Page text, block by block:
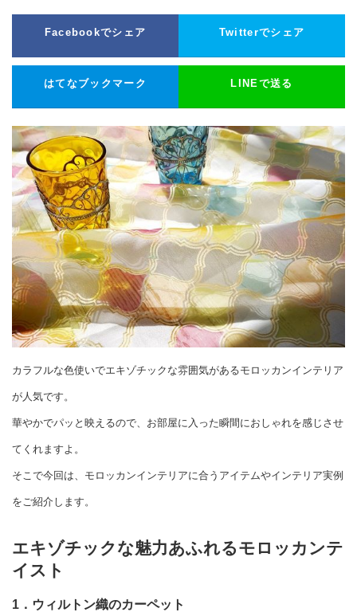
Facebookでシェア Twitterでシェア
はてなブックマーク LINEで送る
カラフルな色使いでエキゾチックな雰囲気があるモロッカンインテリア
が人気です。
華やかでパッと映えるので、お部屋に入った瞬間におしゃれを感じさせ
てくれますよ。
そこで今回は、モロッカンインテリアに合うアイテムやインテリア実例
をご紹介します。
エキゾチックな魅力あふれるモロッカンテ
イスト
1．ウィルトン織のカーペット